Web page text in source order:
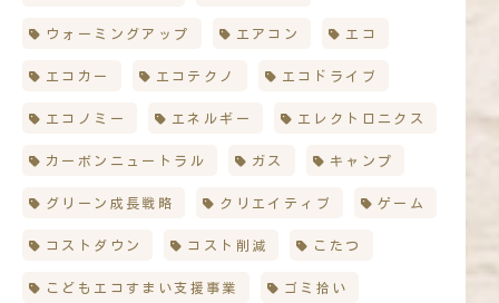
ウォーミングアップ エアコン エコ
エコカー エコテクノ エコドライブ
エコノミー エネルギー エレクトロニクス
カーボンニュートラル ガス キャンプ
グリーン成長戦略 クリエイティブ ゲーム
コストダウン コスト削減 こたつ
こどもエコすまい支援事業 ゴミ拾い